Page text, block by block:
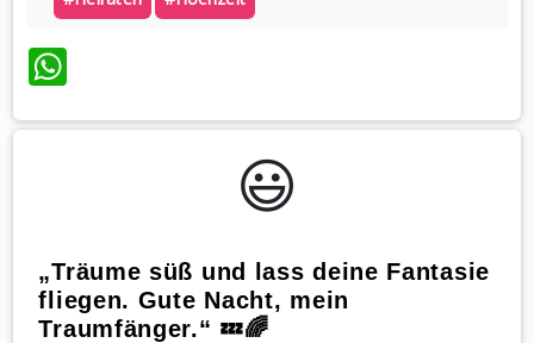
WhatsApp
😃️
„Träume süß und lass deine Fantasie
fliegen. Gute Nacht, mein
Traumfänger.“ 💤🌈